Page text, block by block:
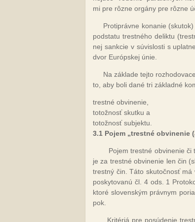
mi pre rôz­ne or­gá­ny pre rôz­ne
Proti­práv­ne ko­na­nie
pod­sta­tu tres­tné­ho de­lik­tu
nej san­kcie v sú­vis­los­ti s
dvor Európ­skej únie.
Na zá­kla­de tej­to
to, aby bo­li da­né tri zá­klad­né
tres­tné ob­vi­ne­nie,
to­tož­nosť skut­ku a
to­tož­nosť sub­jek­tu.
3.1 Po­jem „tres­tné ob­vi­ne­nie
Po­jem tres­tné ob­vi­ne­nie
je za tres­tné ob­vi­ne­nie len čin
trest­ný čin. Tá­to sku­toč­nosť
pos­ky­to­va­nú čl. 4 ods. 1
kto­ré slo­ven­ským práv­nym
pok.
Kri­té­riá pre po­sú­de­nie